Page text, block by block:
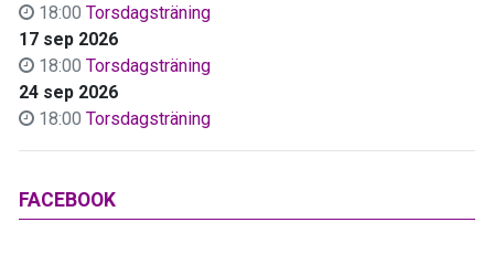
18:00 Torsdagsträning
17 sep 2026
18:00 Torsdagsträning
24 sep 2026
18:00 Torsdagsträning
FACEBOOK